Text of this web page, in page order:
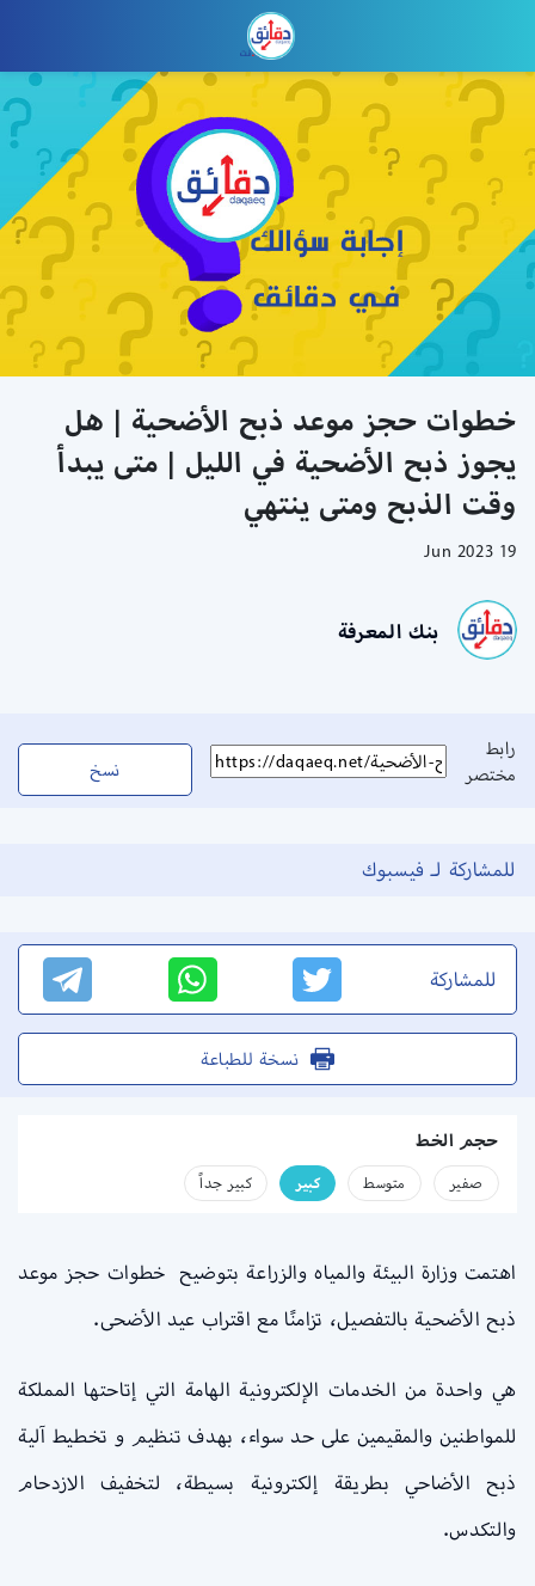
خطوات حجز موعد ذبح الأضحية | هل
يجوز ذبح الأضحية في الليل | متى يبدأ
وقت الذبح ومتى ينتهي
19 Jun 2023
بنك المعرفة
رابط
مختصر
نسخ
للمشاركة لـ فيسبوك
للمشاركة
نسخة للطباعة
حجم الخط
صفير متوسط كبير كبير جداً
اهتمت وزارة البيئة والمياه والزراعة بتوضيح خطوات حجز موعد
ذبح الأضحية بالتفصيل، تزامنًا مع اقتراب عيد الأضحى.
هي واحدة من الخدمات الإلكترونية الهامة التي إتاحتها المملكة
للمواطنين والمقيمين على حد سواء، بهدف تنظيم و تخطيط آلية
ذبح الأضاحي بطريقة إلكترونية بسيطة، لتخفيف الازدحام
والتكدس.